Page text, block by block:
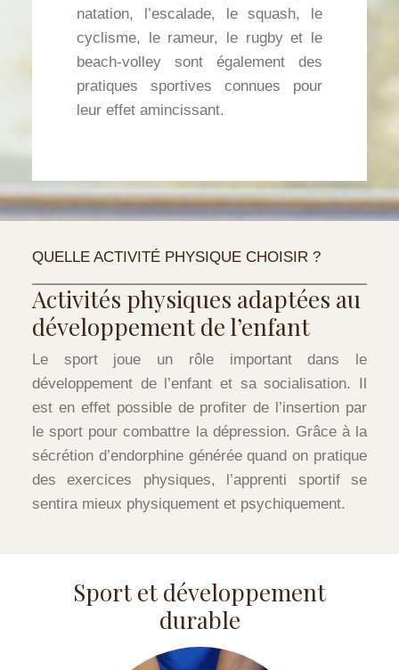
natation, l’escalade, le squash, le
cyclisme, le rameur, le rugby et le
beach-volley sont également des
pratiques sportives connues pour
leur effet amincissant.
QUELLE ACTIVITÉ PHYSIQUE CHOISIR ?
Activités physiques adaptées au
développement de l’enfant
Le sport joue un rôle important dans le
développement de l’enfant et sa socialisation. Il
est en effet possible de profiter de l’insertion par
le sport pour combattre la dépression. Grâce à la
sécrétion d’endorphine générée quand on pratique
des exercices physiques, l’apprenti sportif se
sentira mieux physiquement et psychiquement.
Sport et développement
durable